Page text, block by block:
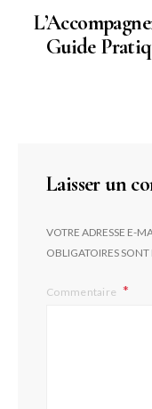
Guide
Laisser un
VOTRE ADRESSE E-
OBLIGATOIRES
Commentaire